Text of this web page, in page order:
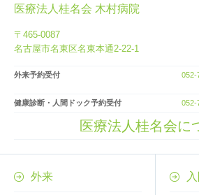
医療法人桂名会 木村病院
〒465-0087
名古屋市名東区名東本通2-22-1
外来予約受付 052-
健康診断・人間ドック予約受付 052-
医療法人桂名会に
外来